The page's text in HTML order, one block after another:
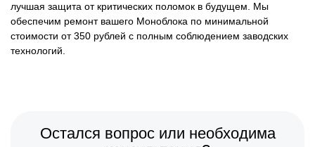
лучшая защита от критических поломок в будущем. Мы
обеспечим ремонт вашего Моноблока по минимальной
стоимости от 350 рублей с полным соблюдением заводских
технологий.
Остался вопрос или необходима